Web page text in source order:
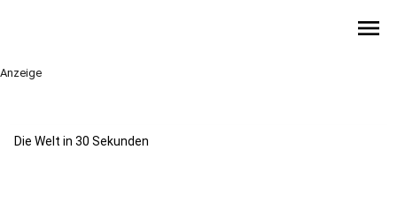
menu
Anzeige
Die Welt in 30 Sekunden